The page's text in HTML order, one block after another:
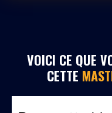
VOICI CE QUE
CETTE